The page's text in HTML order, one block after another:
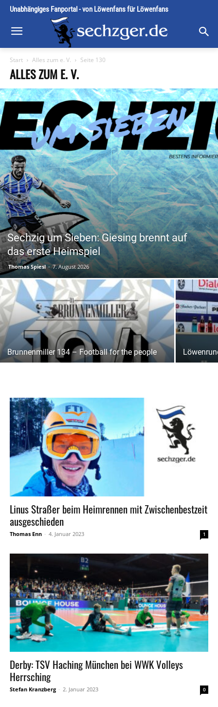
Unabhängiges Fanportal - von Löwenfans für Löwenfans
Start Alles zum e. V. Seite 130
ALLES ZUM E. V.
Sechzig um Sieben: Giesing brennt auf
das erste Heimspiel
Thomas Spiesl - 7. August 2026
Brunnenmiller 134 – Football for the people
Linus Straßer beim Heimrennen mit Zwischenbestzeit
ausgeschieden
Thomas Enn - 4. Januar 2023 1
Derby: TSV Haching München bei WWK Volleys
Herrsching
Stefan Kranzberg - 2. Januar 2023 0